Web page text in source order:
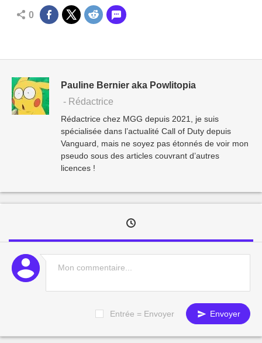
0
Pauline Bernier aka Powlitopia
- Rédactrice
Rédactrice chez MGG depuis 2021, je suis
spécialisée dans l’actualité Call of Duty depuis
Vanguard, mais ne soyez pas étonnés de voir mon
pseudo sous des articles couvrant d’autres
licences !
Entrée = Envoyer Envoyer